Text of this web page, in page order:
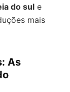
do sul e
mais
As